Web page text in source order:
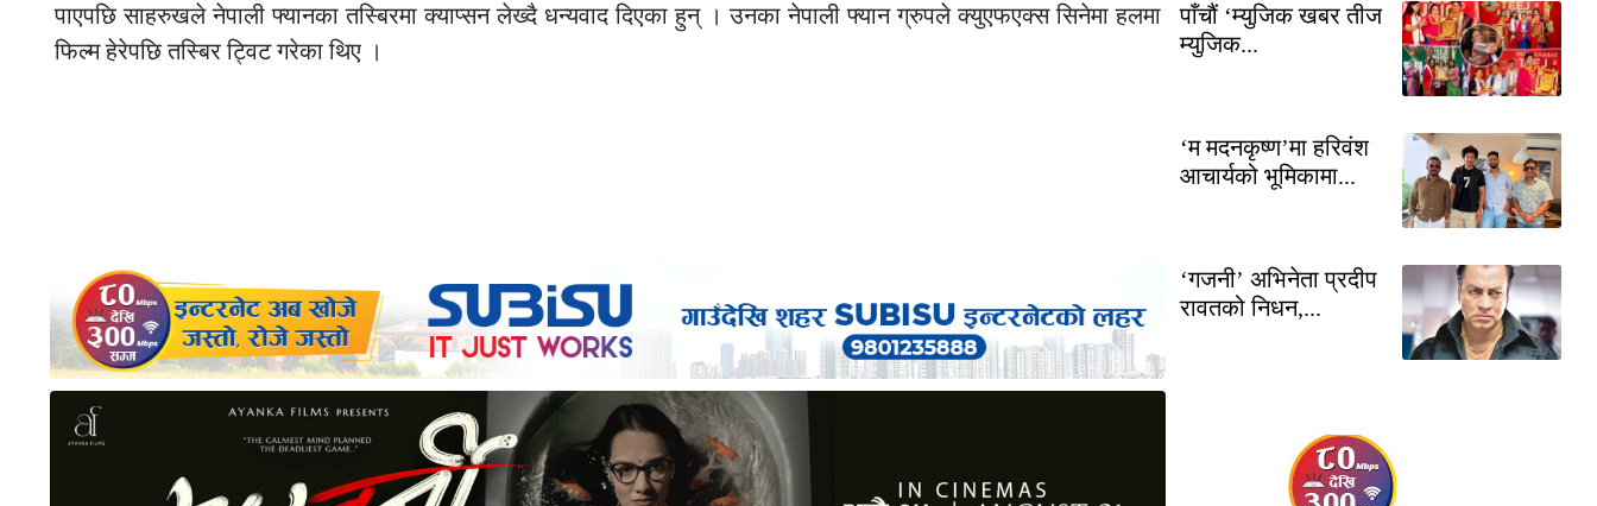
पाएपछि साहरुखले नेपाली फ्यानका तस्बिरमा क्याप्सन लेख्दै धन्यवाद दिएका हुन् । उनका नेपाली फ्यान ग्रुपले क्युएफएक्स सिनेमा हलमा
फिल्म हेरेपछि तस्बिर ट्विट गरेका थिए ।
पाँचौं ‘म्युजिक खबर तीज
म्युजिक...
‘म मदनकृष्ण’मा हरिवंश
आचार्यको भूमिकामा...
‘गजनी’ अभिनेता प्रदीप
रावतको निधन,...